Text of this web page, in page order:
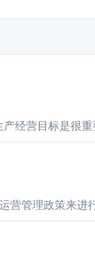
营目标是很重
营管理政策来进